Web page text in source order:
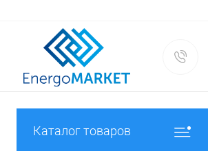
Каталог товаров